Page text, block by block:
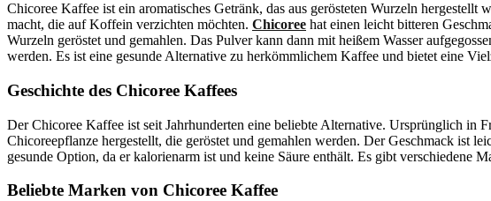
Chicoree Kaffee ist ein aromatisches Getränk, das aus gerösteten Wurzeln
macht, die auf Koffein verzichten möchten. Chicoree hat einen leicht bitteren
Wurzeln geröstet und gemahlen. Das Pulver kann dann mit heißem Wasser
werden. Es ist eine gesunde Alternative zu herkömmlichem Kaffee und bietet eine
Geschichte des Chicoree Kaffees
Der Chicoree Kaffee ist seit Jahrhunderten eine beliebte Alternative. Ursprünglich in
Chicoreepflanze hergestellt, die geröstet und gemahlen werden. Der Geschmack ist
gesunde Option, da er kalorienarm ist und keine Säure enthält. Es gibt verschiedene
Beliebte Marken von Chicoree Kaffee